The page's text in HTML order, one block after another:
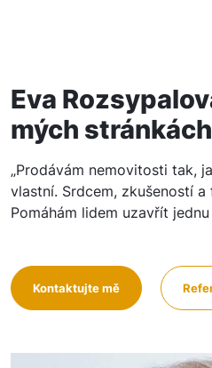
Eva
mých
„Prodávám nemovitosti tak,
vlastní. Srdcem, zkušeností
Pomáhám lidem uzavřít
Kontaktujte mě